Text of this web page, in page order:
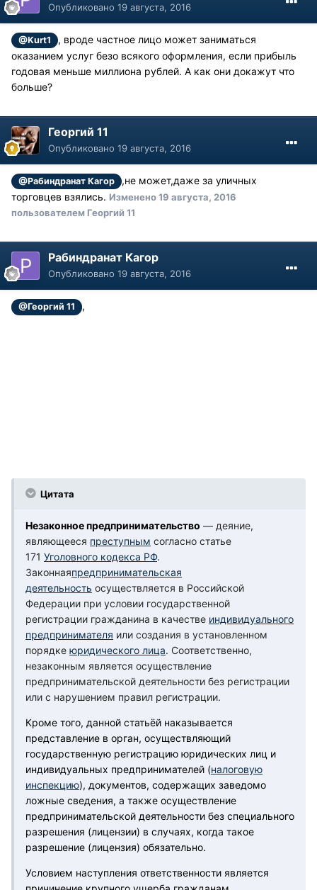
Опубликовано 19 августа, 2016
@Kurt1
, вроде частное лицо может заниматься
оказанием услуг безо всякого оформления, если прибыль
годовая меньше миллиона рублей. А как они докажут что
больше?
Георгий 11
Опубликовано 19 августа, 2016
@Рабиндранат Кагор
,не может,даже за уличных
торговцев взялись. Изменено19 августа, 2016
пользователем Георгий 11
Рабиндранат Кагор
Опубликовано 19 августа, 2016
@Георгий 11 ,
Цитата
Незаконное предпринимательство — деяние,
являющееся преступным согласно статье
171 Уголовного кодекса РФ.
Законнаяпредпринимательская
деятельность осуществляется в Российской
Федерации при условии государственной
регистрации гражданина в качестве индивидуального
предпринимателя или создания в установленном
порядке юридического лица. Соответственно,
незаконным является осуществление
предпринимательской деятельности без регистрации
или с нарушением правил регистрации.
Кроме того, данной статьёй наказывается
представление в орган, осуществляющий
государственную регистрацию юридических лиц и
индивидуальных предпринимателей (налоговую
инспекцию), документов, содержащих заведомо
ложные сведения, а также осуществление
предпринимательской деятельности без специального
разрешения (лицензии) в случаях, когда такое
разрешение (лицензия) обязательно.
Условием наступления ответственности является